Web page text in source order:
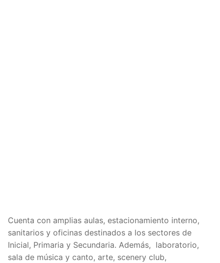
Cuenta con amplias aulas, estacionamiento interno,
sanitarios y oficinas destinados a los sectores de
Inicial, Primaria y Secundaria. Además, laboratorio,
sala de música y canto, arte, scenery club,